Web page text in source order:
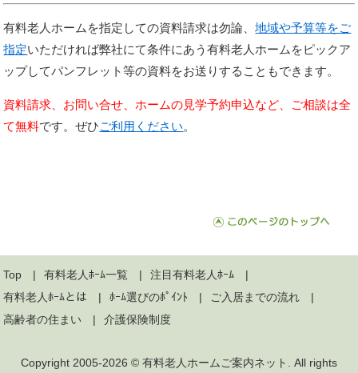
有料老人ホームを指定しての資料請求は勿論、地域や予算等をご
指定いただければ弊社にて条件にあう有料老人ホームをピックア
ップしてパンフレット等の資料をお送りすることもできます。
資料請求、お問い合せ、ホームの見学予約申込など、ご相談は全
て無料です。ぜひご利用ください。
Top 有料老人ﾎｰﾑ一覧
注目有料老人ﾎｰﾑ
有料老人ﾎｰﾑとは
ﾎｰﾑ選びのﾎﾟｲﾝﾄ
ご入居までの流れ
高齢者の住まい
介護保険制度
Copyright 2005-2026 © 有料老人ホームご案内ネット . All rights